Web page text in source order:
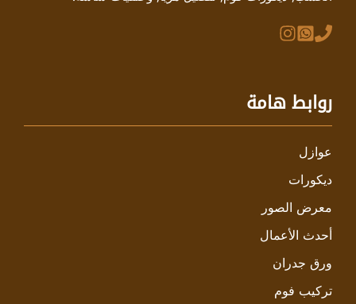
روابط هامة
عوازل
ديكورات
معرض الصور
أحدث الأعمال
ورق جدران
تركيب فوم